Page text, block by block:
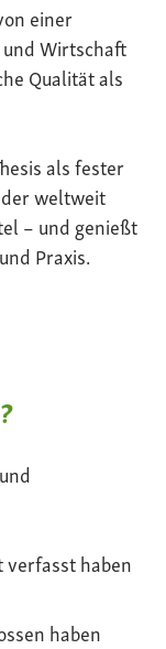
einer
Wirtschaft
Qualität als
als fester
weltweit
– und genießt
Praxis.
haben
haben